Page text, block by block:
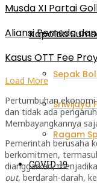
Kapolda
Sepak
Sriwijaya
Ragam
COVID-19
Musda XI Partai
Aliansi Pemuda
Kasus OTT Fee
Load More
Pertumbuhan
dan tidak ada
Membayangkannya
Pemerintah berusaha
berkomitmen,
dianggarkan,
out, berdarah-darah,